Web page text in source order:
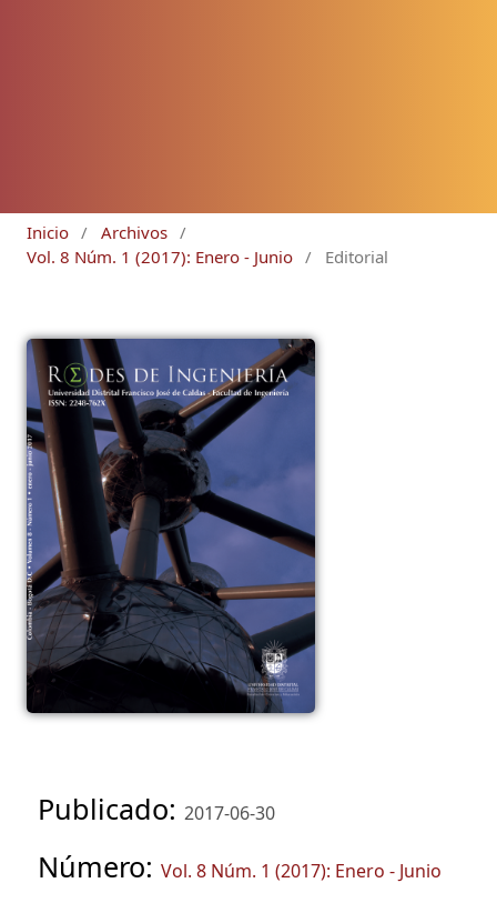
Inicio / Archivos /
Vol. 8 Núm. 1 (2017): Enero - Junio / Editorial
Publicado: 2017-06-30
Número: Vol. 8 Núm. 1 (2017): Enero - Junio